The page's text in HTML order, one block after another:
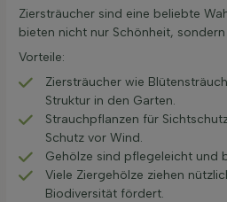
Ziersträucher sind eine beliebte
bieten nicht nur Schönheit,
Vorteile:
Ziersträucher wie
Struktur in den Garten.
Strauchpflanzen für
Schutz vor Wind.
Gehölze sind pflegeleicht und
Viele Ziergehölze ziehen
Biodiversität fördert.